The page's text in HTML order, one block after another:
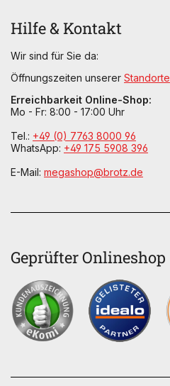
Hilfe & Kontakt
Wir sind für Sie da:
Öffnungszeiten unserer Standorte
Erreichbarkeit Online-Shop:
Mo - Fr: 8:00 - 17:00 Uhr
Tel.: +49 (0) 7763 8000 96
WhatsApp: +49 175 5908 396
E-Mail: megashop@brotz.de
Geprüfter Onlineshop